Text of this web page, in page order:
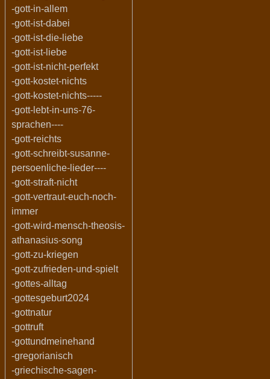
-gott-in-allem
-gott-ist-dabei
-gott-ist-die-liebe
-gott-ist-liebe
-gott-ist-nicht-perfekt
-gott-kostet-nichts
-gott-kostet-nichts-----
-gott-lebt-in-uns-76-
sprachen----
-gott-reichts
-gott-schreibt-susanne-
persoenliche-lieder----
-gott-straft-nicht
-gott-vertraut-euch-noch-
immer
-gott-wird-mensch-theosis-
athanasius-song
-gott-zu-kriegen
-gott-zufrieden-und-spielt
-gottes-alltag
-gottesgeburt2024
-gottnatur
-gottruft
-gottundmeinehand
-gregorianisch
-griechische-sagen-